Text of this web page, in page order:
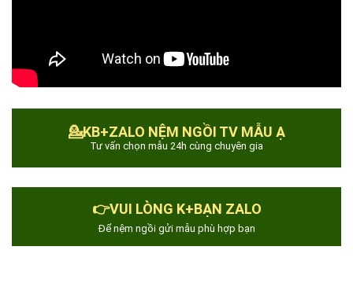
💁KB+ZALO NỆM NGỒI TV MẪU Ạ
Tư vấn chọn mẫu 24h cùng chuyên gia
👉VUI LÒNG K+BẠN ZALO
Để nệm ngồi gửi mẫu phù hợp bạn